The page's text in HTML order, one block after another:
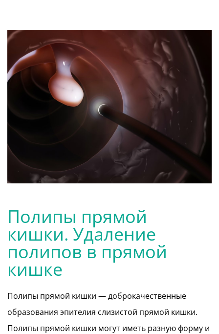
Полипы прямой
кишки. Удаление
полипов в прямой
кишке
Полипы прямой кишки — доброкачественные
образования эпителия слизистой прямой кишки.
Полипы прямой кишки могут иметь разную форму и